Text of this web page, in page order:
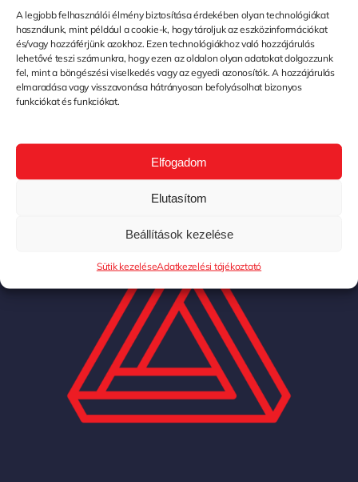
A legjobb felhasználói élmény biztosítása érdekében olyan technológiákat
használunk, mint például a cookie-k, hogy tároljuk az eszközinformációkat
és/vagy hozzáférjünk azokhoz. Ezen technológiákhoz való hozzájárulás
lehetővé teszi számunkra, hogy ezen az oldalon olyan adatokat dolgozzunk
fel, mint a böngészési viselkedés vagy az egyedi azonosítók. A hozzájárulás
elmaradása vagy visszavonása hátrányosan befolyásolhat bizonyos
funkciókat és funkciókat.
Elfogadom
Elutasítom
Beállítások kezelése
Sütik kezeléseAdatkezelési tájékoztató
You must belogged into post a comment.